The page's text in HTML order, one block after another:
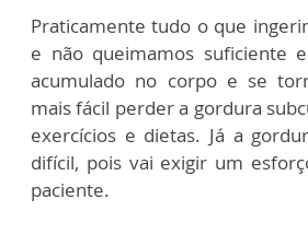
Praticamente tudo o que
e não queimamos suficiente
acumulado no corpo e se
mais fácil perder a gordura
exercícios e dietas. Já a
difícil, pois vai exigir um
paciente.